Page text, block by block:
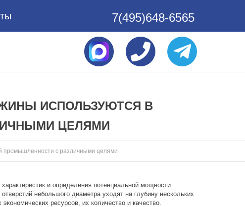
7(495)648-6565
ИСПОЛЬЗУЮТСЯ В
ЦЕЛЯМИ
промышленности с различными целями
и определения потенциальной мощности
небольшого диаметра уходят на глубину нескольких
ресурсов, их количество и качество.